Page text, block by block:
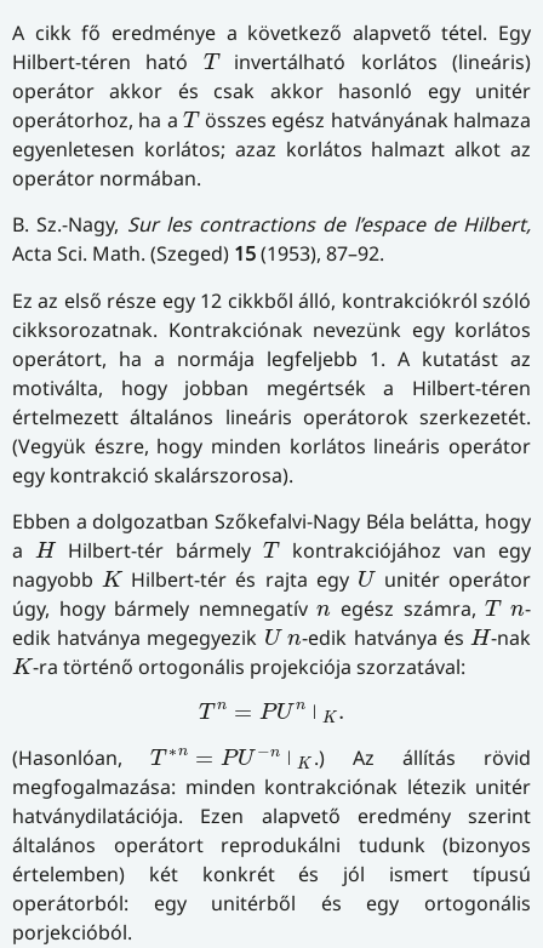
A cikk fő eredménye a következő alapvető tétel. Egy
Hilbert-téren ható
T
Tinvertálható korlátos (lineáris)
operátor akkor és csak akkor hasonló egy unitér
operátorhoz, ha aT
Tösszes egész hatványának halmaza
egyenletesen korlátos; azaz korlátos halmazt alkot az
operátor normában.
B. Sz.-Nagy, Sur les contractions de l’espace de Hilbert,
Acta Sci. Math. (Szeged) 15(1953), 87–92.
Ez az első része egy 12 cikkből álló, kontrakciókról szóló
cikksorozatnak. Kontrakciónak nevezünk egy korlátos
operátort, ha a normája legfeljebb 1. A kutatást az
motiválta, hogy jobban megértsék a Hilbert-téren
értelmezett általános lineáris operátorok szerkezetét.
(Vegyük észre, hogy minden korlátos lineáris operátor
egy kontrakció skalárszorosa).
Ebben a dolgozatban Szőkefalvi-Nagy Béla belátta, hogy
aH
H Hilbert-tér bármelyT
Tkontrakciójához van egy
nagyobbK
K Hilbert-tér és rajta egy U
Uunitér operátor
úgy, hogy bármely nemnegatívn
n egész számra,T
T n
n-
edik hatványa megegyezik U
U n
n-edik hatványa és H
H-nak
K
K -ra történő ortogonális projekciója szorzatával:
T n = PU n ⏐ K .
T PUn⏐ K
(Hasonlóan,T ∗n = PU −n ⏐ K
T∗n PU−n⏐K
.) Az állítás rövid
megfogalmazása: minden kontrakciónak létezik unitér
hat­vány­di­la­tá­ci­ó­ja. Ezen alapvető eredmény szerint
általános operátort reprodukálni tudunk (bizonyos
értelemben) két konkrét és jól ismert típusú
operátorból: egy unitérből és egy ortogonális
porjekcióból.